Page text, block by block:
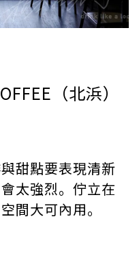
（北浜）
甜點要表現清新
太強烈。佇立在
間大可內用。